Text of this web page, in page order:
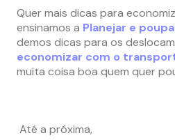
Quer mais dicas para
ensinamos a Planejar e
demos dicas para os
economizar com o
muita coisa boa quem quer
Até a próxima,